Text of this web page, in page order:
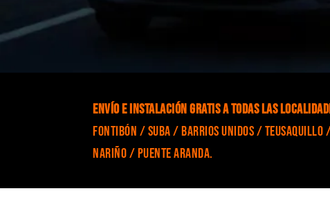
Envío e Instalación gratis a todas las
Fontibón / Suba / Barrios Unidos /
Nariño / Puente Aranda.